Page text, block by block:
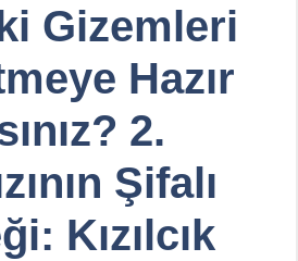
Gizemleri
Hazır
2.
Şifalı
Kızılcık